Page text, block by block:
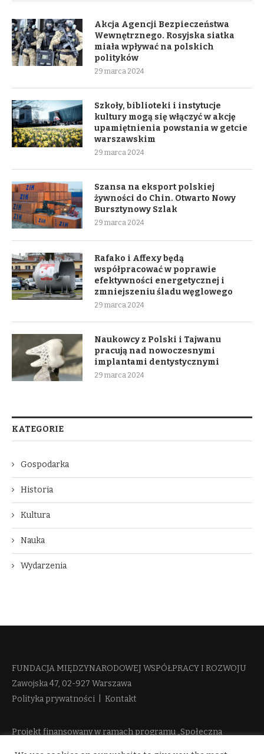
Akcja Agencji Bezpieczeństwa
Wewnętrznego. Rosyjska siatka
miała wpływać na polskich
polityków
29 marca 2024
Szkoły, biblioteki i instytucje
kultury mogą się włączyć w akcję
upamiętnienia powstania w getcie
warszawskim
29 marca 2024
Szansa na eksport polskiej
żywności do Chin. Otwarto Nowy
Bursztynowy Szlak
29 marca 2024
Rafako i Affexy będą
współpracować w poprawie
efektywności energetycznej i
zmniejszeniu śladu węglowego
29 marca 2024
Naukowcy z Polski i Tajwanu
pracują nad nowoczesnymi
implantami dentystycznymi
29 marca 2024
KATEGORIE
Gospodarka
Historia
Kultura
Nauka
Wydarzenia
FUNDACJA MIĘDZYNARODOWEJ WSPÓŁPRACY I ROZWOJU​
Zawojska 47, 02-927 Warszawa
Polityka prywatności
Kontakt
Projekt finansowany w ramach programu „Społeczna